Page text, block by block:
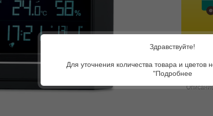
Артикул:
Здравствуйте!
Для уточнения количества товара и цветов
"Подробнее